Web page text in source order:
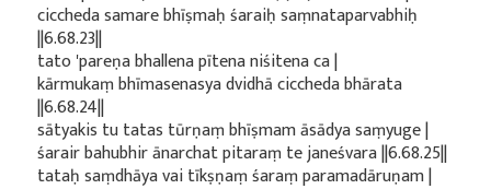
ciccheda samare bhīṣmaḥ śaraiḥ saṃnataparvabhiḥ
||6.68.23||
tato 'pareṇa bhallena pītena niśitena ca |
kārmukaṃ bhīmasenasya dvidhā ciccheda bhārata
||6.68.24||
sātyakis tu tatas tūrṇaṃ bhīṣmam āsādya saṃyuge |
śarair bahubhir ānarchat pitaraṃ te janeśvara ||6.68.25||
tataḥ saṃdhāya vai tīkṣṇaṃ śaraṃ paramadāruṇam |